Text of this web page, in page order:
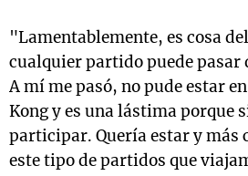
"Lamentablemente, es cosa
cualquier partido puede pasar
A mí me pasó, no pude estar
Kong y es una lástima porque
participar. Quería estar y más
este tipo de partidos que